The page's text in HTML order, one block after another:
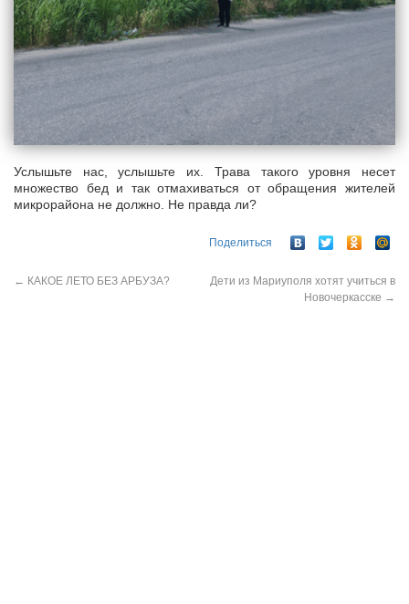
Услышьте нас, услышьте их. Трава такого уровня несет
множество бед и так отмахиваться от обращения жителей
микрорайона не должно. Не правда ли?
Поделиться
← КАКОЕ ЛЕТО БЕЗ АРБУЗА?
Дети из Мариуполя хотят учиться в
Новочеркасске →